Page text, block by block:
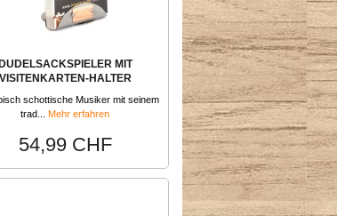
MIT
VISITENKARTEN-HALTER
schottische Musiker mit seinem
trad... Mehr erfahren
54,99 CHF